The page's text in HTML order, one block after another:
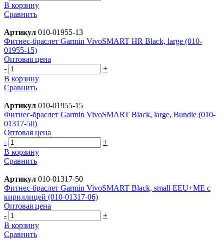
В корзину
Сравнить
Артикул 010-01955-13
Фитнес-браслет Garmin VivoSMART HR Black, large (010-
01955-15)
Оптовая цена
-
+
В корзину
Сравнить
Артикул 010-01955-15
Фитнес-браслет Garmin VivoSMART Black, large, Bundle (010-
01317-50)
Оптовая цена
-
+
В корзину
Сравнить
Артикул 010-01317-50
Фитнес-браслет Garmin VivoSMART Black, small EEU+ME с
кириллицей (010-01317-06)
Оптовая цена
-
+
В корзину
Сравнить